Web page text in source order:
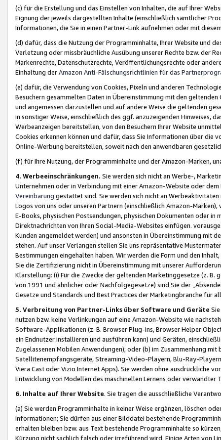
(c) für die Erstellung und das Einstellen von Inhalten, die auf Ihrer
Eignung der jeweils dargestellten Inhalte (einschließlich sämtlicher
Informationen, die Sie in einen Partner-Link aufnehmen oder mit
(d) dafür, dass die Nutzung der Programminhalte, Ihrer Website und
Verletzung oder missbräuchliche Ausübung unserer Rechte bzw. der
Markenrechte, Datenschutzrechte, Veröffentlichungsrechte oder
Einhaltung derAmazon Anti-Fälschungsrichtlinien für das
(e) dafür, die Verwendung von Cookies, Pixeln und anderen
Besuchern gesammelten Daten in Übereinstimmung mit den
und angemessen darzustellen und auf andere Weise die geltenden
in sonstiger Weise, einschließlich des ggf. anzuzeigenden Hinweises,
Werbeanzeigen bereitstellen, von den Besuchern Ihrer Website
Cookies erkennen können und dafür, dass Sie Informationen über die
Online-Werbung bereitstellen, soweit nach den anwendbaren
(f) für Ihre Nutzung, der Programminhalte und der Amazon-Marken,
4. Werbeeinschränkungen. Sie werden sich nicht an Werbe-,
Unternehmen oder in Verbindung mit einer Amazon-Website oder
Vereinbarung gestattet sind. Sie werden sich nicht an
Logos von uns oder unseren Partnern (einschließlich Amazon-
E-Books, physischen Postsendungen, physischen Dokumenten oder in
Direktnachrichten von Ihren Social-Media-Websites einfügen.
Kunden angemeldet werden) und ansonsten in Übereinstimmung mit
stehen. Auf unser Verlangen stellen Sie uns repräsentative
Bestimmungen eingehalten haben. Wir werden die Form und den
Sie die Zertifizierung nicht in Übereinstimmung mit unserer
Klarstellung: (i) Für die Zwecke der geltenden Marketinggesetze (z. B.
von 1991 und ähnlicher oder Nachfolgegesetze) sind Sie der
Gesetze und Standards und Best Practices der Marketingbranche für
5. Verbreitung von Partner-Links über Software und Geräte
nutzen bzw. keine Verlinkungen auf eine Amazon-Website wie
Software-Applikationen (z. B. Browser Plug-ins, Browser Helper
ein Endnutzer installieren und ausführen kann) und Geräten,
Zugelassenen Mobilen Anwendungen); oder (b) im Zusammenhang
Satellitenempfangsgeräte, Streaming-Video-Playern, Blu-Ray-
Viera Cast oder Vizio Internet Apps). Sie werden ohne ausdrückliche
Entwicklung von Modellen des maschinellen Lernens oder
6. Inhalte auf Ihrer Website. Sie tragen die ausschließliche
(a) Sie werden Programminhalte in keiner Weise ergänzen, löschen
Informationen; Sie dürfen aus einer Bilddatei bestehende
erhalten bleiben bzw. aus Text bestehende Programminhalte so
Kürzung nicht sachlich falsch oder irreführend wird. Einige Arten von